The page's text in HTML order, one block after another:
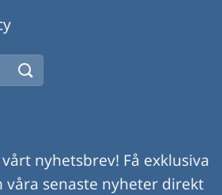
nyhetsbrev! Få exklusiva
våra senaste nyheter direkt